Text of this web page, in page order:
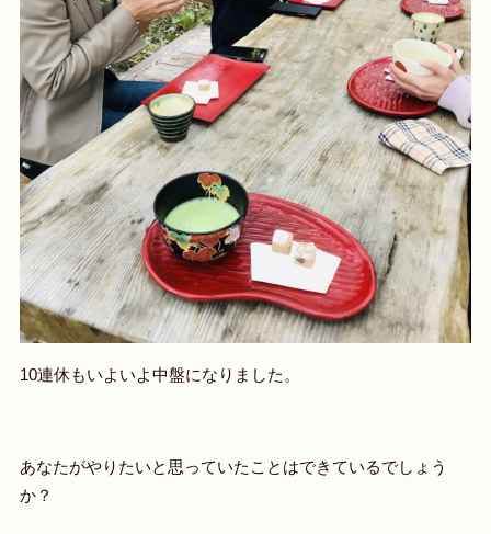
10連休もいよいよ中盤になりました。
あなたがやりたいと思っていたことはできているでしょう
か？